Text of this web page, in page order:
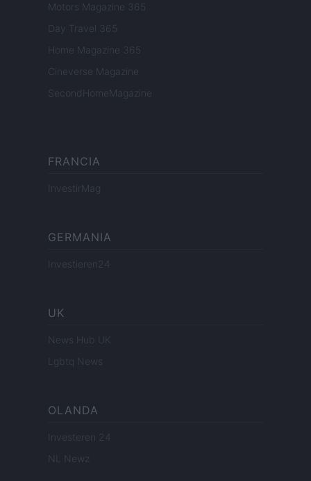
Motors Magazine 365
Day Travel 365
Home Magazine 365
Cineverse Magazine
SecondHomeMagazine
FRANCIA
InvestirMag
GERMANIA
Investieren24
UK
News Hub UK
Lgbtq News
OLANDA
Investeren 24
NL Newz